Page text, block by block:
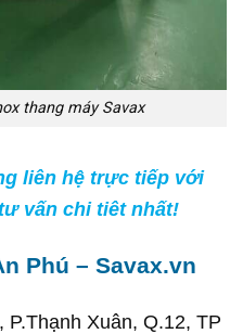
thang máy Savax
liên hệ trực tiếp với
vấn chi tiêt nhất!
Phú – Savax.vn
P.Thạnh Xuân, Q.12, TP